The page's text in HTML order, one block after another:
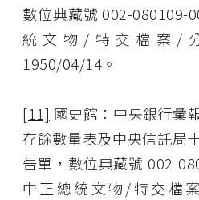
數位典藏號 002-080109-
統文物/特交檔案/
1950/04/14。
[11] 國史館：中央銀行彙
存餘數量表及中央信託局
告單，數位典藏號 002-
中正總統文物/特交檔